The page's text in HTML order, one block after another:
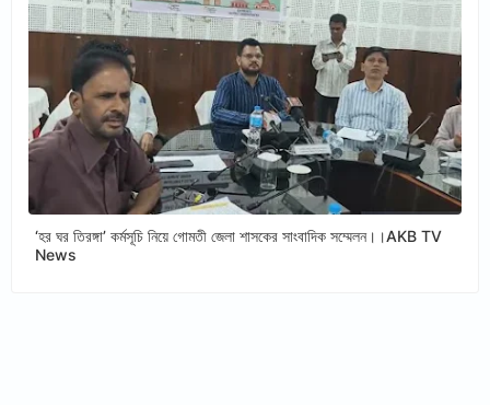
‘হর ঘর তিরঙ্গা’ কর্মসূচি নিয়ে গোমতী জেলা শাসকের সাংবাদিক সম্মেলন।।AKB TV
News